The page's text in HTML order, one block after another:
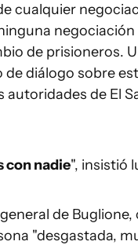
cualquier
de prisioneros.
diálogo sobre
de El
con nadie", insistió
de
"desgastada,